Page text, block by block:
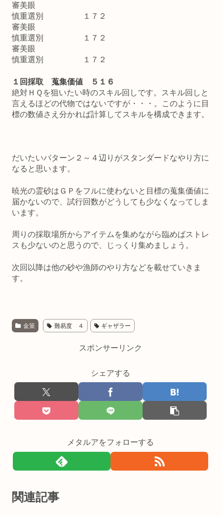
審美眼
慎重選別 １７２
審美眼
慎重選別 １７２
審美眼
慎重選別 １７２
１回採取 蒐集価値 ５１６
絶対ＨＱを狙いたい時のスキル回しです。スキル回しと
言えるほどの代物ではないですが・・・。このように目
標の数値さえ分かれば計算してスキルを構成できます。
だいたいパターン２～４辺りがスタンダードなやり方に
なると思います。
暁光の霊砂はＧＰをフルに使わないと目標の蒐集価値に
届かないので、試行回数がどうしても少なくなってしま
います。
周りの採取場所からアイテムを集めながら臨めばストレ
スも少ないのと思うので、じっくり集めましょう。
次回以降は他の砂や漁師のやり方などを載せていきま
す。
金策 難易度 ４ ギャザラー
スポンサーリンク
シェアする
メタルアをフォローする
関連記事